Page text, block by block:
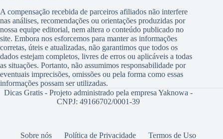
A compensação recebida de parceiros afiliados não interfere
nas análises, recomendações ou orientações produzidas por
nossa equipe editorial, nem altera o conteúdo publicado no
site. Embora nos esforcemos para manter as informações
corretas, úteis e atualizadas, não garantimos que todos os
dados estejam completos, livres de erros ou aplicáveis a todas
as situações. Portanto, não assumimos responsabilidade por
eventuais imprecisões, omissões ou pela forma como essas
informações possam ser utilizadas.
Dicas Gratis - Projeto administrado pela empresa Yaknowa -
CNPJ: 49166702/0001-39
Sobre nós Política de Privacidade Termos de Uso